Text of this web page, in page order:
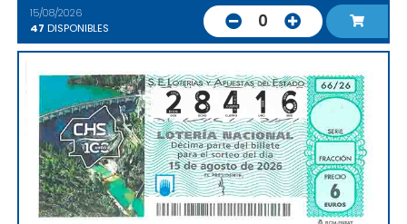
15/08/2026
47 DISPONIBLES 0